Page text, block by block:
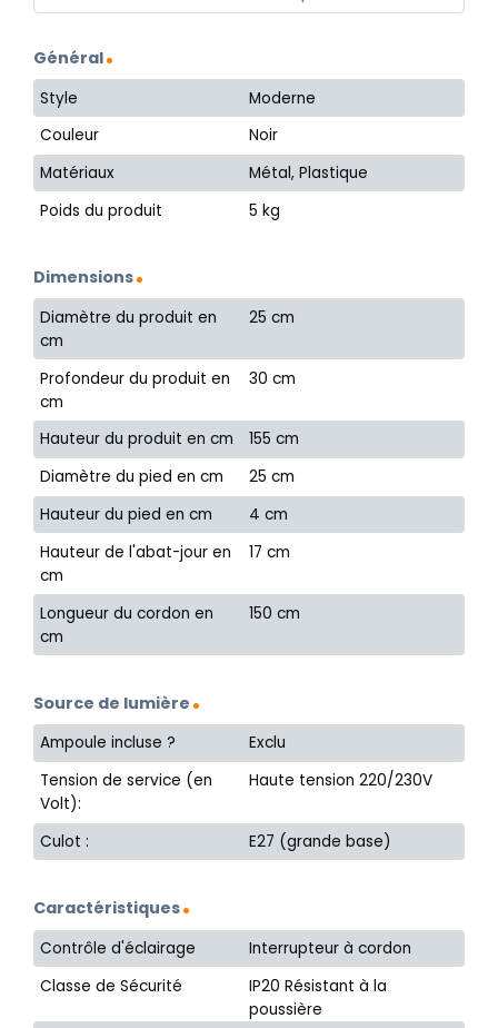
Général
Style
Moderne
Couleur
Noir
Matériaux
Métal, Plastique
Poids du produit
5 kg
Dimensions
Diamètre du produit en
cm
25 cm
Profondeur du produit en
cm
30 cm
Hauteur du produit en cm
155 cm
Diamètre du pied en cm
25 cm
Hauteur du pied en cm
4 cm
Hauteur de l'abat-jour en
cm
17 cm
Longueur du cordon en
cm
150 cm
Source de lumière
Ampoule incluse ?
Exclu
Tension de service (en
Volt):
Haute tension 220/230V
Culot : E27 (grande base)
Caractéristiques
Contrôle d'éclairage
Interrupteur à cordon
Classe de Sécurité
IP20 Résistant à la
poussière